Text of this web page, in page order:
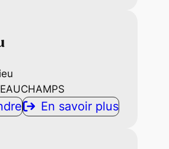
En savoir plus